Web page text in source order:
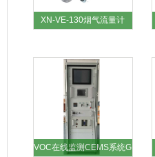
XN-VE-130烟气流量计
VOC在线监测CEMS系统G